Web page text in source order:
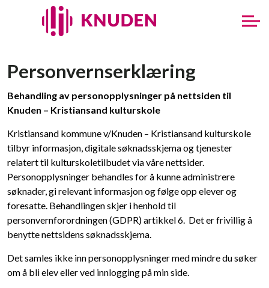
Personvernserklæring
Behandling av personopplysninger på nettsiden til
Knuden – Kristiansand kulturskole
Kristiansand kommune v/Knuden – Kristiansand kulturskole
tilbyr informasjon, digitale søknadsskjema og tjenester
relatert til kulturskoletilbudet via våre nettsider.
Personopplysninger behandles for å kunne administrere
søknader, gi relevant informasjon og følge opp elever og
foresatte. Behandlingen skjer i henhold til
personvernforordningen (GDPR) artikkel 6. Det er frivillig å
benytte nettsidens søknadsskjema.
Det samles ikke inn personopplysninger med mindre du søker
om å bli elev eller ved innlogging på min side.